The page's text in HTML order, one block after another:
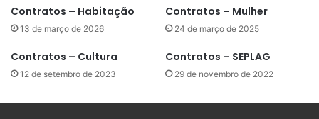
Contratos – Habitação
13 de março de 2026
Contratos – Mulher
24 de março de 2025
Contratos – Cultura
12 de setembro de 2023
Contratos – SEPLAG
29 de novembro de 2022